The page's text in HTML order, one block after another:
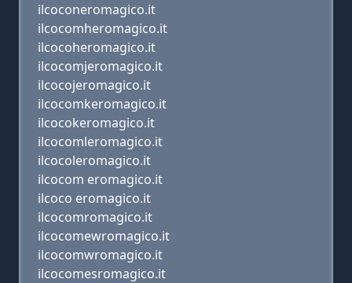
ilcoconeromagico.it
ilcocomheromagico.it
ilcocoheromagico.it
ilcocomjeromagico.it
ilcocojeromagico.it
ilcocomkeromagico.it
ilcocokeromagico.it
ilcocomleromagico.it
ilcocoleromagico.it
ilcocom eromagico.it
ilcoco eromagico.it
ilcocomromagico.it
ilcocomewromagico.it
ilcocomwromagico.it
ilcocomesromagico.it